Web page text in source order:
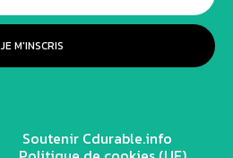
JE M'INSCRIS
Soutenir Cdurable.info